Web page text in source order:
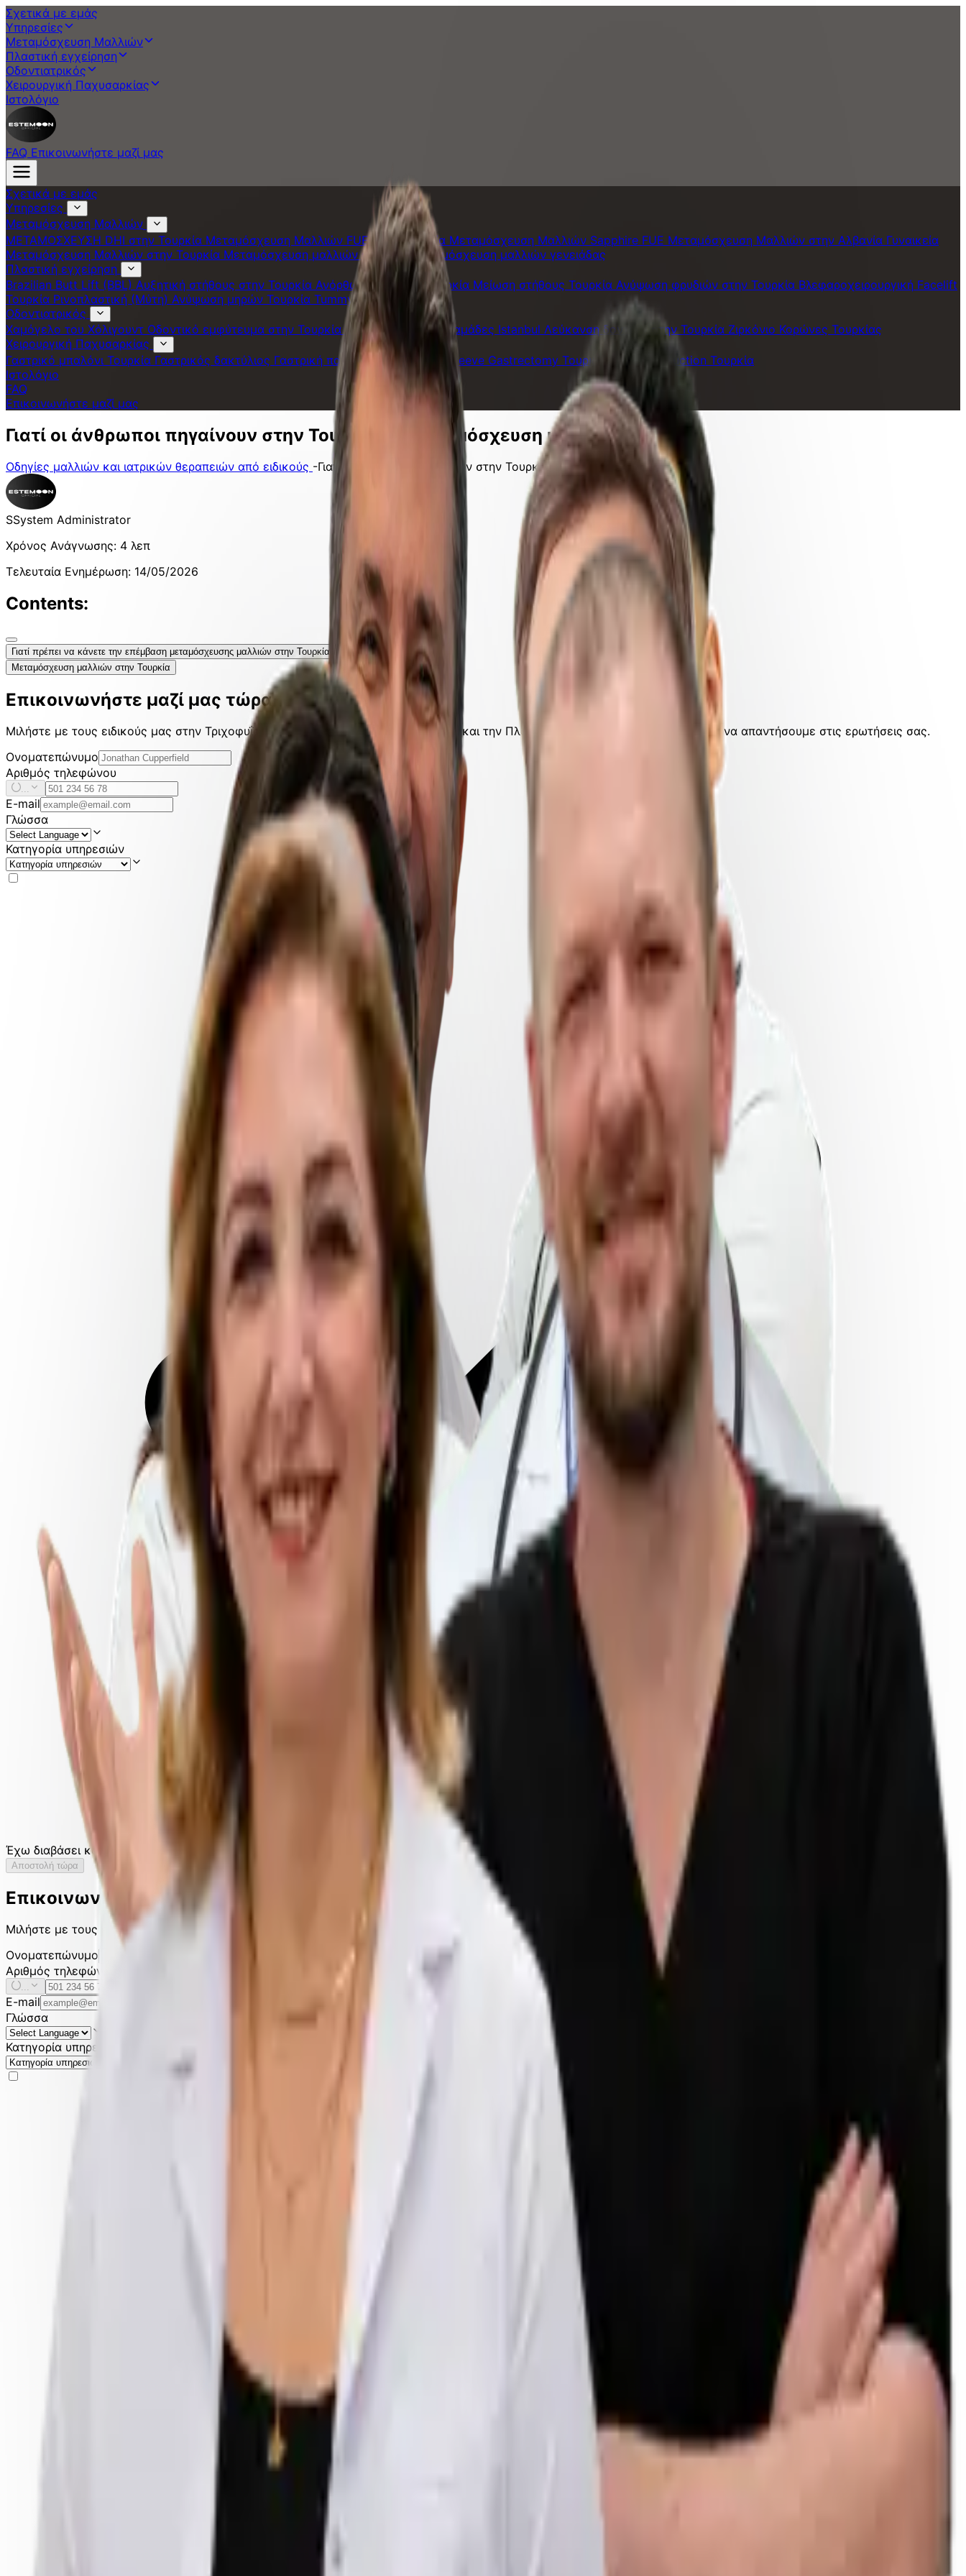
Σχετικά με εμάς
Υπηρεσίες
Μεταμόσχευση Μαλλιών
Πλαστική εγχείρηση
Οδοντιατρικός
Χειρουργική Παχυσαρκίας
Ιστολόγιο
FAQ Επικοινωνήστε μαζί μας
Σχετικά με εμάς
Υπηρεσίες
Μεταμόσχευση Μαλλιών
ΜΕΤΑΜΟΣΧΕΥΣΗ DHI στην Τουρκία Μεταμόσχευση Μαλλιών FUE στην Τουρκία Μεταμόσχευση Μαλλιών Sapphire FUE Μεταμόσχευση Μαλλιών στην Αλβανία Γυναικεία
Μεταμόσχευση Μαλλιών στην Τουρκία Μεταμόσχευση μαλλιών φρυδιών Μεταμόσχευση μαλλιών γενειάδας
Πλαστική εγχείρηση
Brazilian Butt Lift (BBL) Αυξητική στήθους στην Τουρκία Ανόρθωση στήθους Τουρκία Μείωση στήθους Τουρκία Ανύψωση φρυδιών στην Τουρκία Βλεφαροχειρουργική Facelift
Τουρκία Ρινοπλαστική (Μύτη) Ανύψωση μηρών Τουρκία Tummy Tuck Τουρκία
Οδοντιατρικός
Χαμόγελο του Χόλιγουντ Οδοντικό εμφύτευμα στην Τουρκία Οδοντιατρικοί καπλαμάδες Istanbul Λεύκανση δοντιών στην Τουρκία Ζιρκόνιο Κορώνες Τουρκίας
Χειρουργική Παχυσαρκίας
Γαστρικό μπαλόνι Τουρκία Γαστρικός δακτύλιος Γαστρική παράκαμψη Τουρκίας Sleeve Gastrectomy Τουρκία
Mega Liposuction Τουρκία
Ιστολόγιο
FAQ
Επικοινωνήστε μαζί μας
Γιατί οι άνθρωποι πηγαίνουν στην Τουρκία για μεταμόσχευση μαλλιών
Οδηγίες μαλλιών και ιατρικών θεραπειών από ειδικούς -Γιατί οι άνθρωποι πηγαίνουν στην Τουρκία για μεταμόσχευση μαλλιών
SSystem Administrator
Χρόνος Ανάγνωσης: 4 λεπ
Τελευταία Ενημέρωση: 14/05/2026
Contents:
Γιατί πρέπει να κάνετε την επέμβαση μεταμόσχευσης μαλλιών στην Τουρκία;
Μεταμόσχευση μαλλιών στην Τουρκία
Επικοινωνήστε μαζί μας τώρα
Μιλήστε με τους ειδικούς μας στην Τριχοφυΐα, την Οδοντιατρική, την Παχυσαρκία και την Πλαστική Χειρουργική. Είμαστε έτοιμοι να απαντήσουμε στις ερωτήσεις σας.
Ονοματεπώνυμο
Αριθμός τηλεφώνου
E-mail
Γλώσσα
Κατηγορία υπηρεσιών
Έχω διαβάσει και αποδέχομαι την πολιτική απορρήτου.
Αποστολή τώρα
Επικοινωνήστε μαζί μας τώρα
Μιλήστε με τους ειδικούς μας στην Τριχοφυΐα, την Οδοντιατρική, την Παχυσαρκία και την Πλαστική Χειρουργική. Είμαστε έτοιμοι να απαντήσουμε στις ερωτήσεις σας.
Ονοματεπώνυμο
Αριθμός τηλεφώνου
E-mail
Γλώσσα
Κατηγορία υπηρεσιών